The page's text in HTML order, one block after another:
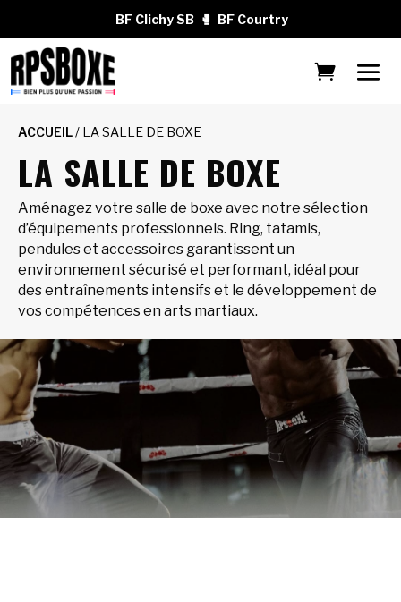
BF Clichy SB 🥊 BF Courtry
ACCUEIL/ LA SALLE DE BOXE
LA SALLE DE BOXE
Aménagez votre salle de boxe avec notre sélection
d’équipements professionnels. Ring, tatamis,
pendules et accessoires garantissent un
environnement sécurisé et performant, idéal pour
des entraînements intensifs et le développement de
vos compétences en arts martiaux.